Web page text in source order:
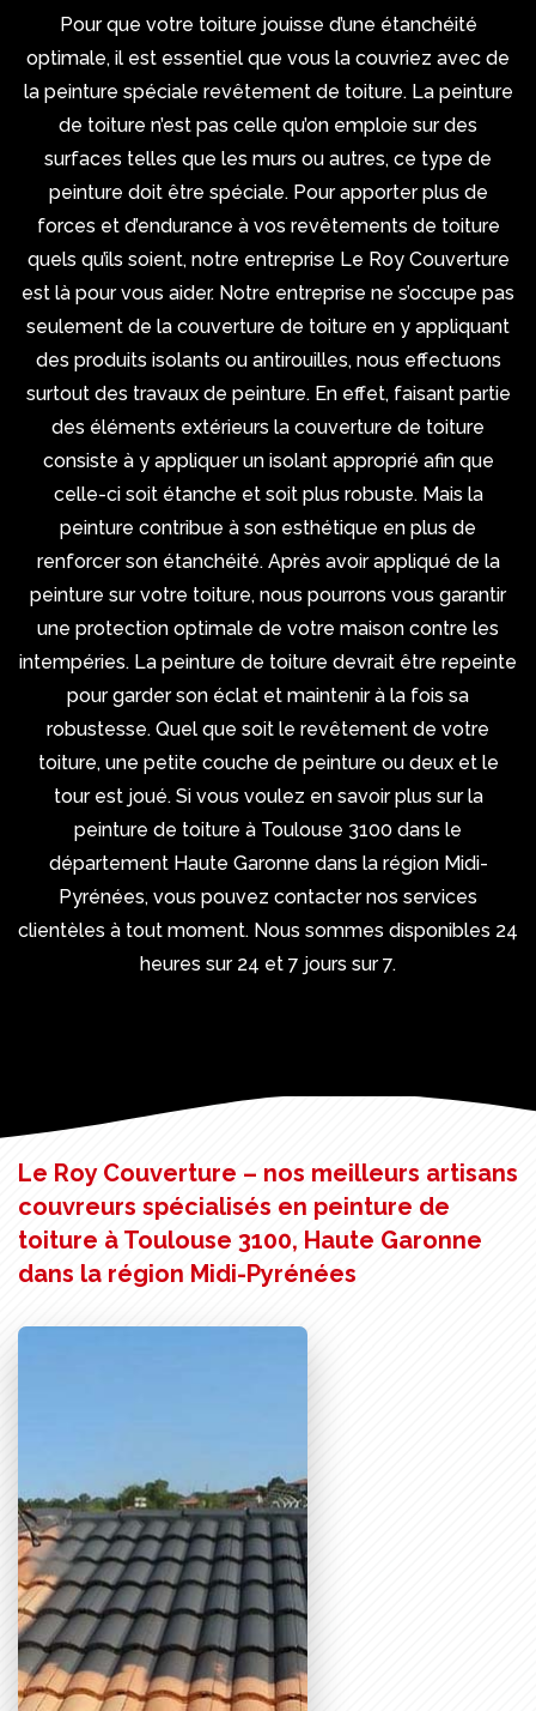
Pour que votre toiture jouisse d’une étanchéité
optimale, il est essentiel que vous la couvriez avec de
la peinture spéciale revêtement de toiture. La peinture
de toiture n’est pas celle qu’on emploie sur des
surfaces telles que les murs ou autres, ce type de
peinture doit être spéciale. Pour apporter plus de
forces et d’endurance à vos revêtements de toiture
quels qu’ils soient, notre entreprise Le Roy Couverture
est là pour vous aider. Notre entreprise ne s’occupe pas
seulement de la couverture de toiture en y appliquant
des produits isolants ou antirouilles, nous effectuons
surtout des travaux de peinture. En effet, faisant partie
des éléments extérieurs la couverture de toiture
consiste à y appliquer un isolant approprié afin que
celle-ci soit étanche et soit plus robuste. Mais la
peinture contribue à son esthétique en plus de
renforcer son étanchéité. Après avoir appliqué de la
peinture sur votre toiture, nous pourrons vous garantir
une protection optimale de votre maison contre les
intempéries. La peinture de toiture devrait être repeinte
pour garder son éclat et maintenir à la fois sa
robustesse. Quel que soit le revêtement de votre
toiture, une petite couche de peinture ou deux et le
tour est joué. Si vous voulez en savoir plus sur la
peinture de toiture à Toulouse 3100 dans le
département Haute Garonne dans la région Midi-
Pyrénées, vous pouvez contacter nos services
clientèles à tout moment. Nous sommes disponibles 24
heures sur 24 et 7 jours sur 7.
Le Roy Couverture – nos meilleurs artisans
couvreurs spécialisés en peinture de
toiture à Toulouse 3100, Haute Garonne
dans la région Midi-Pyrénées